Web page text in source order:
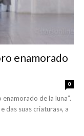
enamorado
0
de la luna”.
das suas criaturas», a